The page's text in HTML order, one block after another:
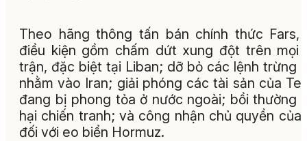
Theo hãng thông tấn bán chính thức Fars,
điều kiện gồm chấm dứt xung đột trên mọi
trận, đặc biệt tại Liban; dỡ bỏ các lệnh trừng
nhằm vào Iran; giải phóng các tài sản của
đang bị phong tỏa ở nước ngoài; bồi thường
hại chiến tranh; và công nhận chủ quyền của
đối với eo biển Hormuz.